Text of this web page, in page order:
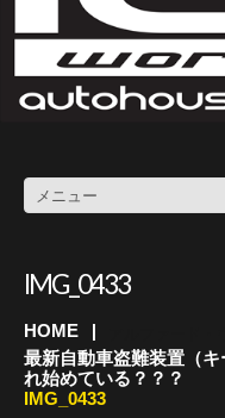
IMG_0433
HOME
最新自動車盗難装置（
れ始めている？？？
IMG_0433